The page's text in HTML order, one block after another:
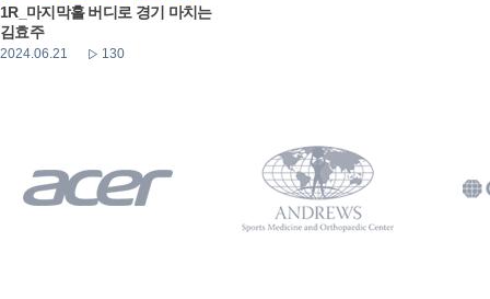
1R_마지막홀 버디로 경기 마치는
김효주
2024.06.21 130